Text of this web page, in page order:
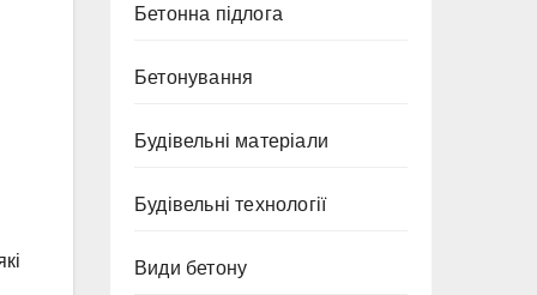
Бетонна підлога
Бетонування
Будівельні матеріали
Будівельні технології
Види бетону